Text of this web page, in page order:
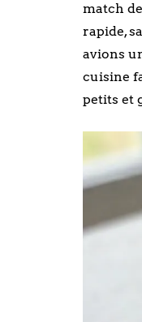
match
rapide,
avions
cuisine
petits et